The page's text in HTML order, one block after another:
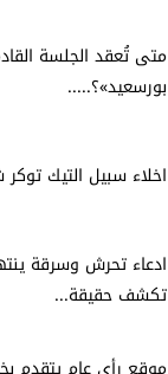
متى تُعقد الجلسة
بورسعيد»؟.....
اخلاء سبيل التيك
ادعاء تحرش وسرقة
تكشف حقيقة...